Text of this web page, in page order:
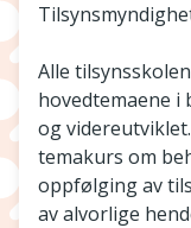
Alle
hovedtemaene i
og
temakurs om
oppfølging av
av alvorlige